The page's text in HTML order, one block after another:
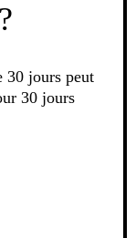
30 jours peut
30 jours